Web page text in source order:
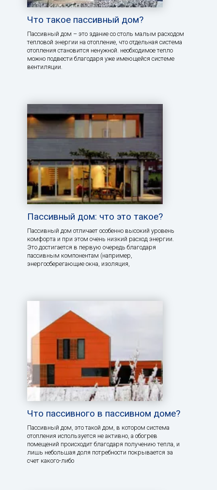
Что такое пассивный дом?
Пассивный дом – это здание со столь малым расходом
тепловой энергии на отопление, что отдельная система
отопления становится ненужной. необходимое тепло
можно подвести благодаря уже имеющейся системе
вентиляции.
Пассивный дом: что это такое?
Пассивный дом отличает особенно высокий уровень
комфорта и при этом очень низкий расход энергии.
Это достигается в первую очередь благодаря
пассивным компонентам (например,
энергосберегающие окна, изоляция,
Что пассивного в пассивном доме?
Пассивный дом, это такой дом, в котором система
отопления используется не активно, а обогрев
помещений происходит благодаря получению тепла, и
лишь небольшая доля потребности покрывается за
счет какого-либо